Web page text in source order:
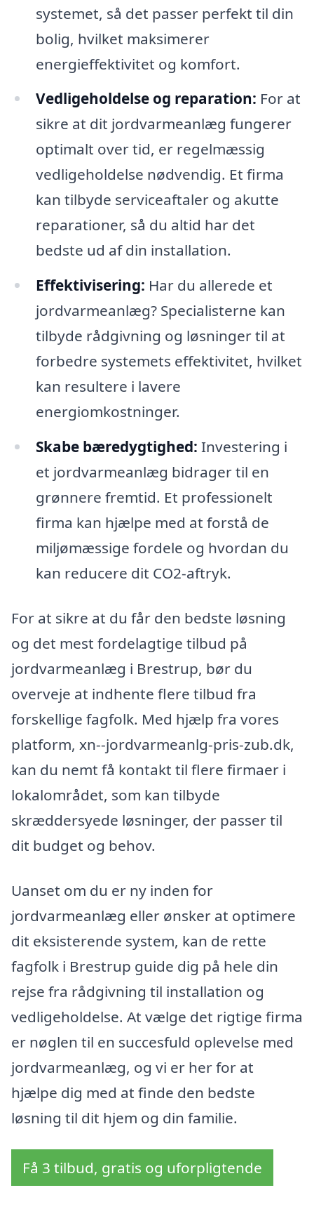
systemet, så det passer perfekt til din
bolig, hvilket maksimerer
energieffektivitet og komfort.
Vedligeholdelse og reparation: For at
sikre at dit jordvarmeanlæg fungerer
optimalt over tid, er regelmæssig
vedligeholdelse nødvendig. Et firma
kan tilbyde serviceaftaler og akutte
reparationer, så du altid har det
bedste ud af din installation.
Effektivisering: Har du allerede et
jordvarmeanlæg? Specialisterne kan
tilbyde rådgivning og løsninger til at
forbedre systemets effektivitet, hvilket
kan resultere i lavere
energiomkostninger.
Skabe bæredygtighed: Investering i
et jordvarmeanlæg bidrager til en
grønnere fremtid. Et professionelt
firma kan hjælpe med at forstå de
miljømæssige fordele og hvordan du
kan reducere dit CO2-aftryk.
For at sikre at du får den bedste løsning
og det mest fordelagtige tilbud på
jordvarmeanlæg i Brestrup, bør du
overveje at indhente flere tilbud fra
forskellige fagfolk. Med hjælp fra vores
platform, xn--jordvarmeanlg-pris-zub.dk,
kan du nemt få kontakt til flere firmaer i
lokalområdet, som kan tilbyde
skræddersyede løsninger, der passer til
dit budget og behov.
Uanset om du er ny inden for
jordvarmeanlæg eller ønsker at optimere
dit eksisterende system, kan de rette
fagfolk i Brestrup guide dig på hele din
rejse fra rådgivning til installation og
vedligeholdelse. At vælge det rigtige firma
er nøglen til en succesfuld oplevelse med
jordvarmeanlæg, og vi er her for at
hjælpe dig med at finde den bedste
løsning til dit hjem og din familie.
Få 3 tilbud, gratis og uforpligtende